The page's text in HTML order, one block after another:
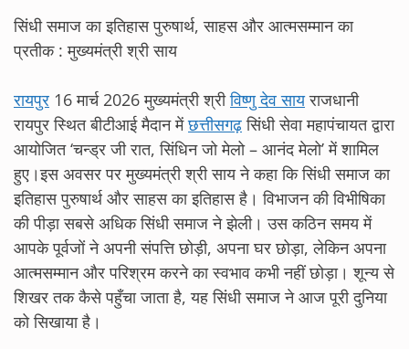
सिंधी समाज का इतिहास पुरुषार्थ, साहस और आत्मसम्मान का
प्रतीक : मुख्यमंत्री श्री साय
रायपुर 16 मार्च 2026 मुख्यमंत्री श्रीविष्णु देव सायराजधानी
रायपुर स्थित बीटीआई मैदान मेंछत्तीसगढ़सिंधी सेवा महापंचायत द्वारा
आयोजित ‘चन्ड्र जी रात, सिंधिन जो मेलो – आनंद मेलो’ में शामिल
हुए।इस अवसर पर मुख्यमंत्री श्री साय ने कहा कि सिंधी समाज का
इतिहास पुरुषार्थ और साहस का इतिहास है। विभाजन की विभीषिका
की पीड़ा सबसे अधिक सिंधी समाज ने झेली। उस कठिन समय में
आपके पूर्वजों ने अपनी संपत्ति छोड़ी, अपना घर छोड़ा, लेकिन अपना
आत्मसम्मान और परिश्रम करने का स्वभाव कभी नहीं छोड़ा। शून्य से
शिखर तक कैसे पहुँचा जाता है, यह सिंधी समाज ने आज पूरी दुनिया
को सिखाया है।